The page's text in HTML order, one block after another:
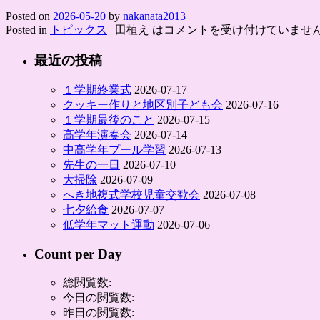
Posted on 2026-05-20 by nakanata2013
Posted in
トピックス | 田植え はコメントを受け付けていませ
最近の投稿
１学期終業式 2026-07-17
クッキー作りと地区別子ども会 2026-07-16
１学期最後のこと 2026-07-15
高学年演奏会 2026-07-14
中高学年プール学習 2026-07-13
先生の一日 2026-07-10
大掃除 2026-07-09
へき地複式学校児童交歓会 2026-07-08
七夕給食 2026-07-07
低学年マット運動 2026-07-06
Count per Day
総閲覧数:
今日の閲覧数:
昨日の閲覧数: